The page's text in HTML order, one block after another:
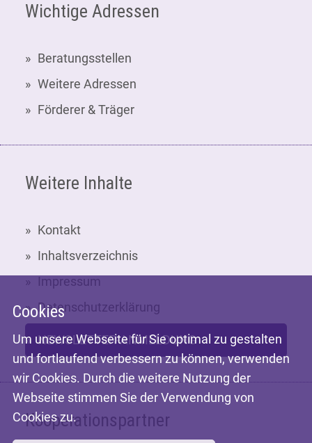
Wichtige Adressen
Beratungsstellen
Weitere Adressen
Förderer & Träger
Weitere Inhalte
Kontakt
Inhaltsverzeichnis
Impressum
Datenschutzerklärung
NEWSLETTER-ANMELDUNG
Kooperationspartner
Cookies
Um unsere Webseite für Sie optimal zu gestalten
und fortlaufend verbessern zu können, verwenden
wir Cookies. Durch die weitere Nutzung der
Webseite stimmen Sie der Verwendung von
Cookies zu.